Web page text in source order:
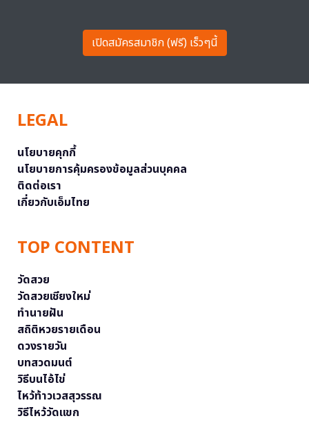
เปิดสมัครสมาชิก (ฟรี) เร็วๆนี้
LEGAL
นโยบายคุกกี้
นโยบายการคุ้มครองข้อมูลส่วนบุคคล
ติดต่อเรา
เกี่ยวกับเอ็มไทย
TOP CONTENT
วัดสวย
วัดสวยเชียงใหม่
ทำนายฝัน
สถิติหวยรายเดือน
ดวงรายวัน
บทสวดมนต์
วิธีบนไอ้ไข่
ไหว้ท้าวเวสสุวรรณ
วิธีไหว้วัดแขก